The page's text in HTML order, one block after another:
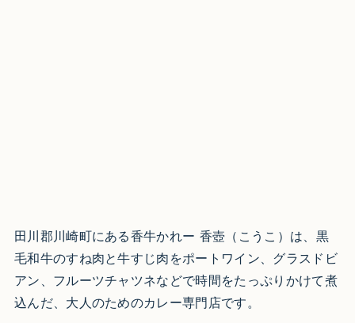
田川郡川崎町にある香牛かれー 香壺（こうこ）は、黒
毛和牛のすね肉と牛すじ肉をポートワイン、グラスドビ
アン、フルーツチャツネなどで時間をたっぷりかけて煮
込んだ、大人のためのカレー専門店です。